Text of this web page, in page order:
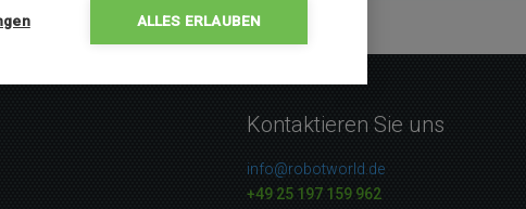
Kontaktieren Sie uns
info@robotworld.de
+49 25 197 159 962
ALLES ERLAUBEN